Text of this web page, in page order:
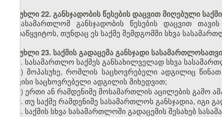
მუხლი 22. განსჯადობის წესების დაცვით მიღებული
სასამართლომ განსჯადობის წესების დაცვით
გადაწყვიტოს, თუნდაც ეს საქმე შემდგომში სხვა
მუხლი 23. საქმის გადაცემა განსჯადი
1. სასამართლო საქმეს განსახილველად სხვა
ა) მოპასუხე, რომლის საცხოვრებელი ადგილიც
თავისი საცხოვრებელი ადგილის მიხედვით;
ბ) ერთი ან რამდენიმე მოსამართლის აცილების გამო
2. თუ საქმე რამდენიმე სასამართლოს განსჯადია, იგი
3. საქმის სხვა სასამართლოში გადაცემის შესახებ